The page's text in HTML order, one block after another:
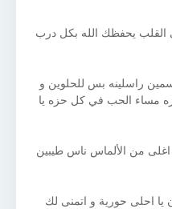
يحفظك الله بكل درب
راسلينه بس للحلوين و
مساء الحب في كل حزه يا
من الألماس ناس طيبين
يا احلى حورية و اتمنى لك